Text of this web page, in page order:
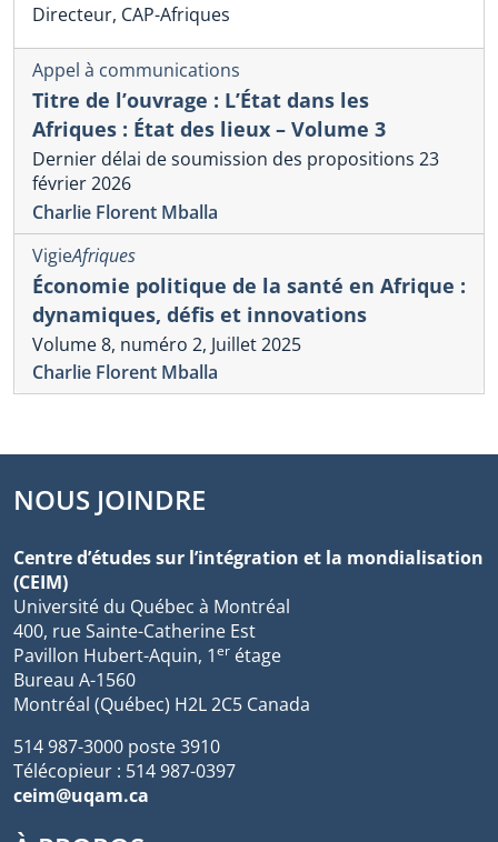
Directeur, CAP-Afriques
Appel à communications
Titre de l’ouvrage : L’État dans les
Afriques : État des lieux – Volume 3
Dernier délai de soumission des propositions 23
février 2026
Charlie Florent Mballa
VigieAfriques
Économie politique de la santé en Afrique :
dynamiques, défis et innovations
Volume 8, numéro 2, Juillet 2025
Charlie Florent Mballa
NOUS JOINDRE
Centre d’études sur l’intégration et la mondialisation
(CEIM)
Université du Québec à Montréal
400, rue Sainte-Catherine Est
Pavillon Hubert-Aquin, 1er étage
Bureau A-1560
Montréal (Québec) H2L 2C5 Canada
514 987-3000 poste 3910
Télécopieur : 514 987-0397
ceim@uqam.ca